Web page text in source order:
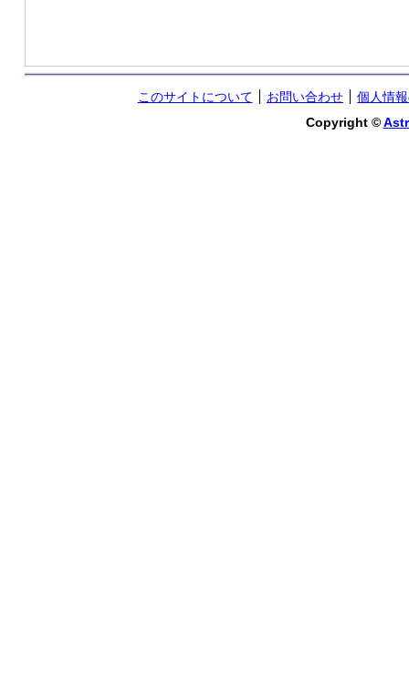
このサイトについて お問い合わせ
個人情
Copyright ©